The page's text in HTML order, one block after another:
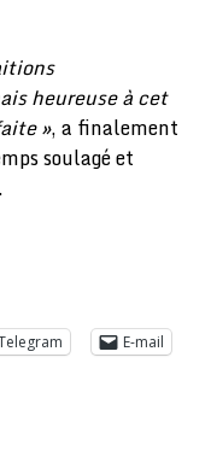
heureuse à cet
», a finalement
soulagé et
E-mail